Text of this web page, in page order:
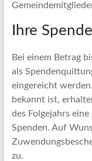
Ihre
Bei einem Betrag
als
eingereicht
bekannt ist,
des Folgejahrs
Spenden. Auf
zu.